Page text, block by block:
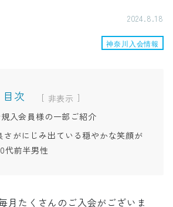
2024.8.18
神奈川入会情報
目次 [
]
入会員様の一部ご紹介
さがにじみ出ている穏やかな笑顔が
代前半男性
月たくさんのご入会がございま